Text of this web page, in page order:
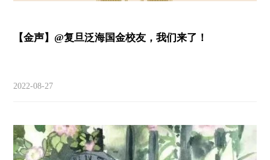
【金声】@复旦泛海国金校友，我们来了！
2022-08-27